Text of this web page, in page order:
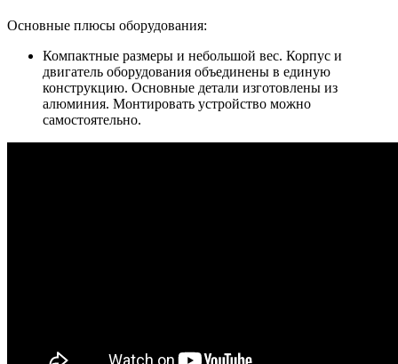
Основные плюсы оборудования:
Компактные размеры и небольшой вес. Корпус и
двигатель оборудования объединены в единую
конструкцию. Основные детали изготовлены из
алюминия. Монтировать устройство можно
самостоятельно.